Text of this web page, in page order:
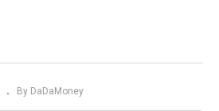
E’ un bene per la società? | The
By DaDaMoney